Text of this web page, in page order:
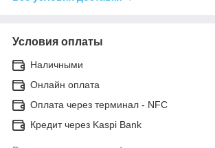
Условия оплаты
Наличными
Онлайн оплата
Оплата через терминал - NFC
Кредит через Kaspi Bank